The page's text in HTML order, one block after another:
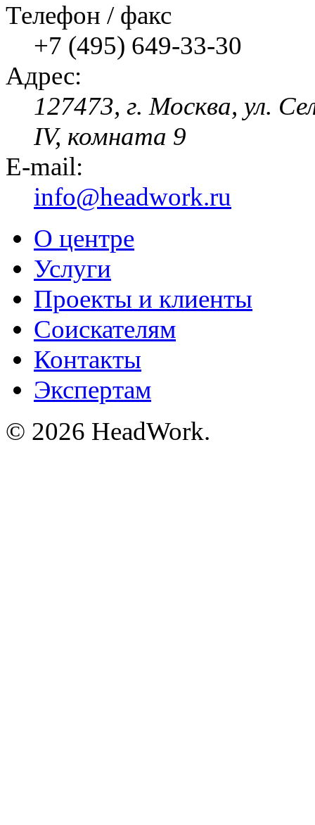
Телефон / факс
+7 (495) 649-33-30
Адрес:
127473, г. Москва, ул.
IV, комната 9
E-mail:
info@headwork.ru
О центре
Услуги
Проекты и клиенты
Соискателям
Контакты
Экспертам
© 2026 HeadWork.